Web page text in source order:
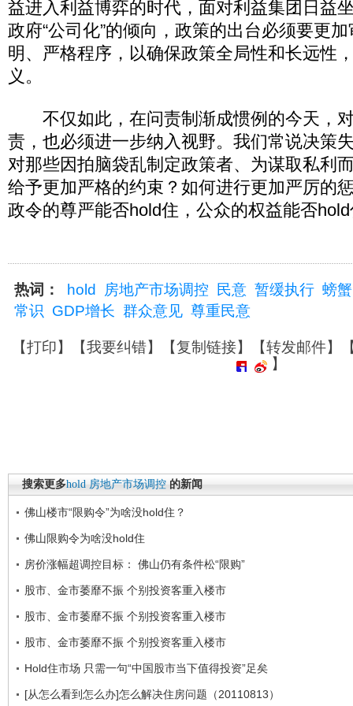
益进入利益博弈的时代，面对利益集团日益
政府“公司化”的倾向，政策的出台必须要更
明、严格程序，以确保政策全局性和长远性
义。
不仅如此，在问责制渐成惯例的今天，
责，也必须进一步纳入视野。我们常说决策
对那些因拍脑袋乱制定政策者、为谋取私利
给予更加严格的约束？如何进行更加严厉的
政令的尊严能否hold住，公众的权益能否
热词： hold 房地产市场调控 民意 暂缓执行 螃蟹
常识
GDP增长 群众意见 尊重民意
【打印】【我要纠错】【复制链接】【转发邮件】
】
搜索更多hold 房地产市场调控 的新闻
佛山楼市“限购令”为啥没hold住？
佛山限购令为啥没hold住
房价涨幅超调控目标： 佛山仍有条件松“限购”
股市、金市萎靡不振 个别投资客重入楼市
股市、金市萎靡不振 个别投资客重入楼市
股市、金市萎靡不振 个别投资客重入楼市
Hold住市场 只需一句“中国股市当下值得投资”足矣
[从怎么看到怎么办]怎么解决住房问题（20110813）